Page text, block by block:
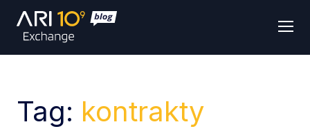
Tag: kontrakty